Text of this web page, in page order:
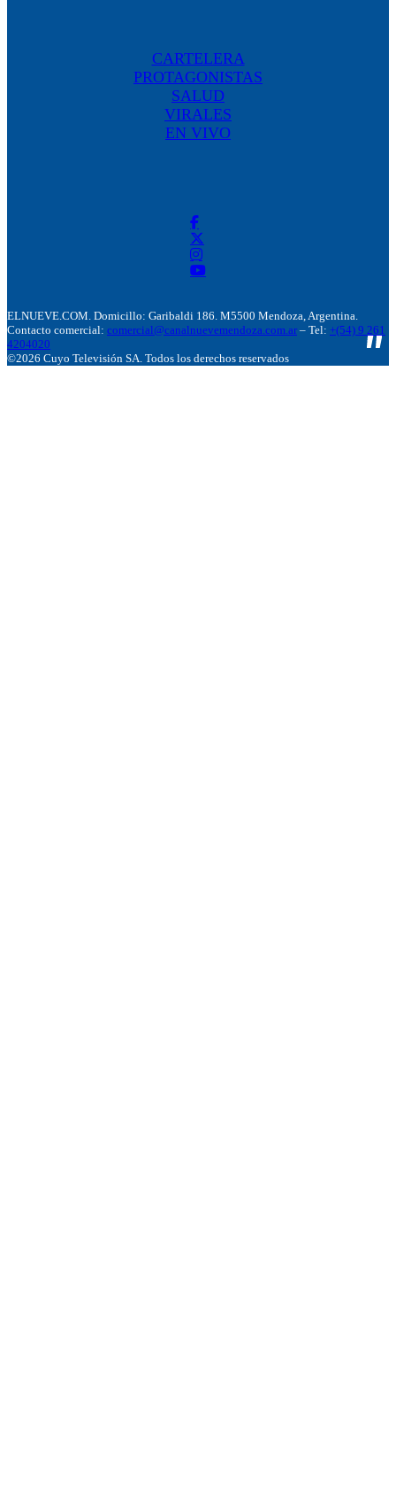
CARTELERA
PROTAGONISTAS
SALUD
VIRALES
EN VIVO
ELNUEVE.COM. Domicillo: Garibaldi 186. M5500 Mendoza, Argentina.
Contacto comercial: comercial@canalnuevemendoza.com.ar – Tel: +(54) 9 261
4204020
©2026 Cuyo Televisión SA. Todos los derechos reservados